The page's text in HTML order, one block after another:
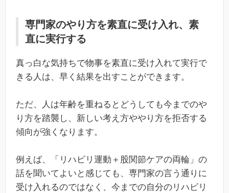
専門家のやり方を素直に受け入れ、素
直に実行する
真っ白な気持ちで物事を素直に受け入れて実行で
きる人は、早く結果を出すことができます。
ただ、人は年齢を重ねるとどうしても今までのや
り方を踏襲し、新しい考え方ややり方を拒否する
傾向が強くなります。
例えば、「リハビリ運動＋股関節ケアの両輪」の
話を聞いてよいと感じても、専門家の言う通りに
受け入れるのではなく、今までの自分のリハビリ